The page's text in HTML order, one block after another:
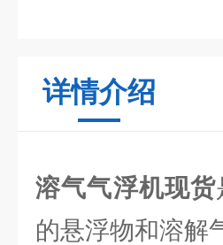
详情介绍
溶气气浮机现货
的悬浮物和溶解